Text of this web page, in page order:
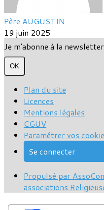
Père AUGUSTIN
19 juin 2025
Je m'abonne à la newsletter
OK
Plan du site
Licences
Mentions légales
CGUV
Paramétrer vos
Se connecter
Propulsé par
associations